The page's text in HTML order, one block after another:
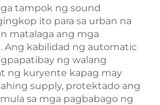
tampok ng sound
ito para sa urban na
matalaga ang mga
Ang kabilidad ng automatic
ng walang
ng kuryente kapag may
supply, protektado ang
sa mga pagbabago ng